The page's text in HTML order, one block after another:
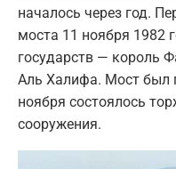
началось через год.
моста 11 ноября 1982
государств — король
Аль Халифа. Мост был
ноября состоялось
сооружения.